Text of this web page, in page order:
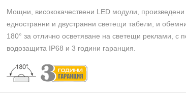
Мощни, висококачествени LED модули,
едностранни и двустранни светещи табели, и
180° за отлично осветяване на светещи реклами, с
водозащита IP68 и 3 години гаранция.